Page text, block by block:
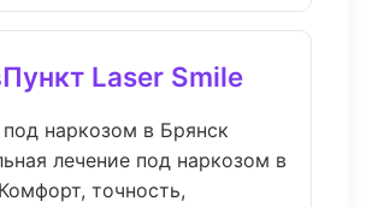
Laser Smile
наркозом в Брянск
лечение под наркозом в
точность,